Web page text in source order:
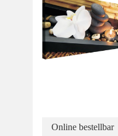
Online bestellbar